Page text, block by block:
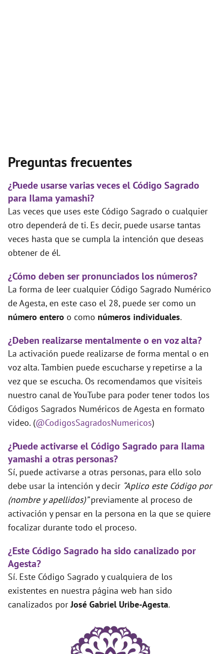
Preguntas frecuentes
¿Puede usarse varias veces el Código Sagrado
para Ilama yamashi?
Las veces que uses este Código Sagrado o cualquier
otro dependerá de ti. Es decir, puede usarse tantas
veces hasta que se cumpla la intención que deseas
obtener de él.
¿Cómo deben ser pronunciados los números?
La forma de leer cualquier Código Sagrado Numérico
de Agesta, en este caso el 28, puede ser como un
número entero o como números individuales.
¿Deben realizarse mentalmente o en voz alta?
La activación puede realizarse de forma mental o en
voz alta. Tambien puede escucharse y repetirse a la
vez que se escucha. Os recomendamos que visiteis
nuestro canal de YouTube para poder tener todos los
Códigos Sagrados Numéricos de Agesta en formato
video. (@CodigosSagradosNumericos)
¿Puede activarse el Código Sagrado para Ilama
yamashi a otras personas?
Sí, puede activarse a otras personas, para ello solo
debe usar la intención y decir “Aplico este Código por
(nombre y apellidos)”previamente al proceso de
activación y pensar en la persona en la que se quiere
focalizar durante todo el proceso.
¿Este Código Sagrado ha sido canalizado por
Agesta?
Sí. Este Código Sagrado y cualquiera de los
existentes en nuestra página web han sido
canalizados porJosé Gabriel Uribe-Agesta.